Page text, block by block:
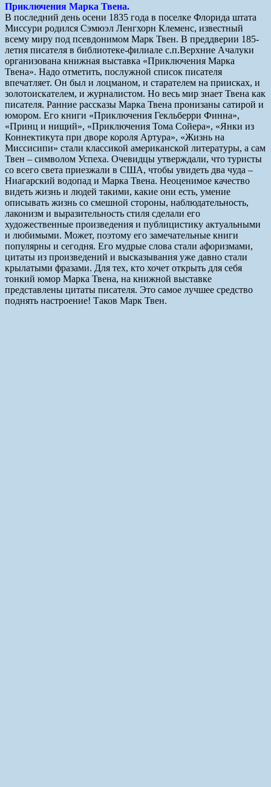
Приключения Марка Твена.
В последний день осени 1835 года в поселке Флорида штата
Миссури родился Сэмюэл Ленгхорн Клеменс, известный
всему миру под псевдонимом Марк Твен. В преддверии 185-
летия писателя в библиотеке-филиале с.п.Верхние Ачалуки
организована книжная выставка «Приключения Марка
Твена». Надо отметить, послужной список писателя
впечатляет. Он был и лоцманом, и старателем на приисках, и
золотоискателем, и журналистом. Но весь мир знает Твена как
писателя. Ранние рассказы Марка Твена пронизаны сатирой и
юмором. Его книги «Приключения Гекльберри Финна»,
«Принц и нищий», «Приключения Тома Сойера», «Янки из
Коннектикута при дворе короля Артура», «Жизнь на
Миссисипи» стали классикой американской литературы, а сам
Твен – символом Успеха. Очевидцы утверждали, что туристы
со всего света приезжали в США, чтобы увидеть два чуда –
Ниагарский водопад и Марка Твена. Неоценимое качество
видеть жизнь и людей такими, какие они есть, умение
описывать жизнь со смешной стороны, наблюдательность,
лаконизм и выразительность стиля сделали его
художественные произведения и публицистику актуальными
и любимыми. Может, поэтому его замечательные книги
популярны и сегодня. Его мудрые слова стали афоризмами,
цитаты из произведений и высказывания уже давно стали
крылатыми фразами. Для тех, кто хочет открыть для себя
тонкий юмор Марка Твена, на книжной выставке
представлены цитаты писателя. Это самое лучшее средство
поднять настроение! Таков Марк Твен.